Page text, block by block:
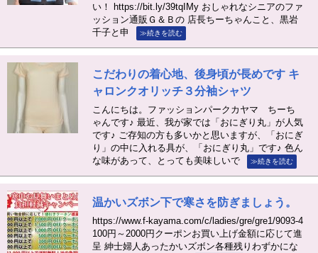
い！ https://bit.ly/39tqIMy おしゃれなシニアのファ
ッション通販Ｇ＆Ｂの 店長ちーちゃんこと、黒岩
千子と申
≫続きを読む
こだわりの着心地、後身頃が長めです キ
ャロンクオリッチ３分袖シャツ
こんにちは。ファッションパークカヤマ ちーち
ゃんです♪ 最近、我が家では「おにぎり丸」が人気
です♪ ご存知の方も多いかと思いますが、「おにぎ
り」の中に入れる具が、「おにぎり丸」です♪ 色ん
な味があって、とっても美味しいで
≫続きを読む
温かいズボン下で寒さを防ぎましょう。
https://www.f-kayama.com/c/ladies/gre/gre1/9093-4
100円～2000円クーポンお買い上げ金額に応じて進
呈 紳士婦人あったかいズボン各種残りわずかにな